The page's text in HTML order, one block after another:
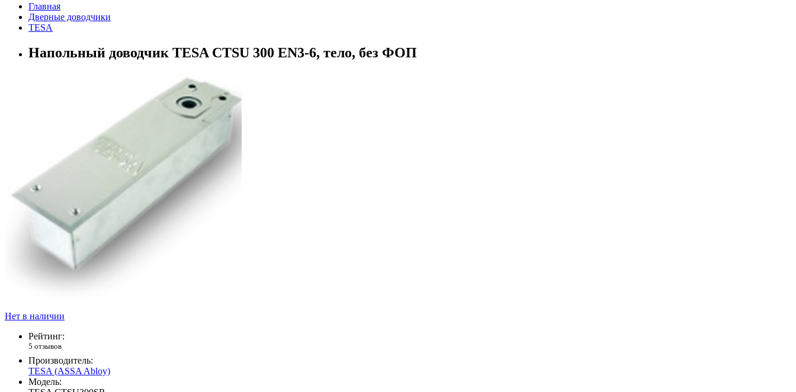
Главная
Дверные доводчики
TESA
Напольный доводчик TESA CTSU 300 EN3-6, тело, без ФОП
Нет в наличии
Рейтинг:
5 отзывов
Производитель:
TESA (ASSA Abloy)
Модель: